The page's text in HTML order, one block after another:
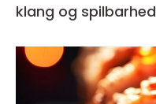
klang og spilbarhed